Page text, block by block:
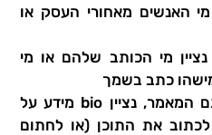
האנשים מאחורי העסק או
מי הכותב שלהם או מי
כתב בשמך
לצד שם כותב / חותם המאמר, נציין bio מידע על
לכתוב את התוכן (או לחתום